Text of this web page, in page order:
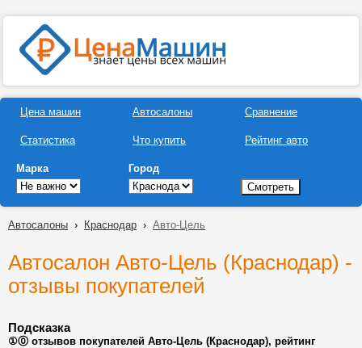
Цена машин
Статистика
Автосалоны
Что купить
Сравнение
Рейтинг авто
Марка Город
Автосалоны › Краснодар › Авто-Цель
Автосалон Авто-Цель (Краснодар) -
отзывы покупателей
Подсказка
①⓪ отзывов покупателей Авто-Цель (Краснодар), рейтинг